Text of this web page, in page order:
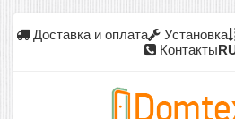
Доставка и оплата Установка
Контакты